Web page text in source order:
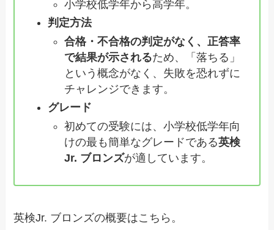
小学校低学年から高学年。
判定方法
合格・不合格の判定がなく、正答率
で結果が示されるため、「落ちる」
という概念がなく、失敗を恐れずに
チャレンジできます。
グレード
初めての受験には、小学校低学年向
けの最も簡単なグレードである英検
Jr. ブロンズが適しています。
英検Jr. ブロンズの概要はこちら。